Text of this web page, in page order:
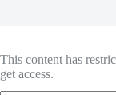
This content has
get access.